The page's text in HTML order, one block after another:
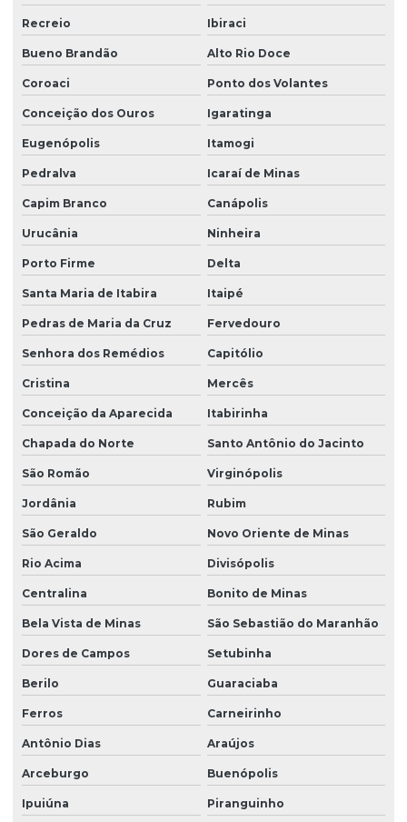
Recreio Ibiraci
Bueno Brandão Alto Rio Doce
Coroaci Ponto dos Volantes
Conceição dos Ouros Igaratinga
Eugenópolis Itamogi
Pedralva Icaraí de Minas
Capim Branco Canápolis
Urucânia Ninheira
Porto Firme Delta
Santa Maria de Itabira Itaipé
Pedras de Maria da Cruz Fervedouro
Senhora dos Remédios Capitólio
Cristina Mercês
Conceição da Aparecida Itabirinha
Chapada do Norte Santo Antônio do Jacinto
São Romão Virginópolis
Jordânia Rubim
São Geraldo Novo Oriente de Minas
Rio Acima Divisópolis
Centralina Bonito de Minas
Bela Vista de Minas São Sebastião do Maranhão
Dores de Campos Setubinha
Berilo Guaraciaba
Ferros Carneirinho
Antônio Dias Araújos
Arceburgo Buenópolis
Ipuiúna Piranguinho